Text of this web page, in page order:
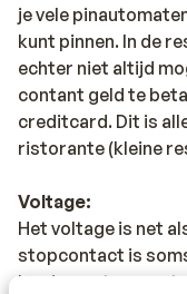
je vele
kunt pinnen. In de
echter niet altijd
contant geld te
creditcard. Dit is
ristorante (kleine
Voltage:
Het voltage is net
stopcontact is
kun je een